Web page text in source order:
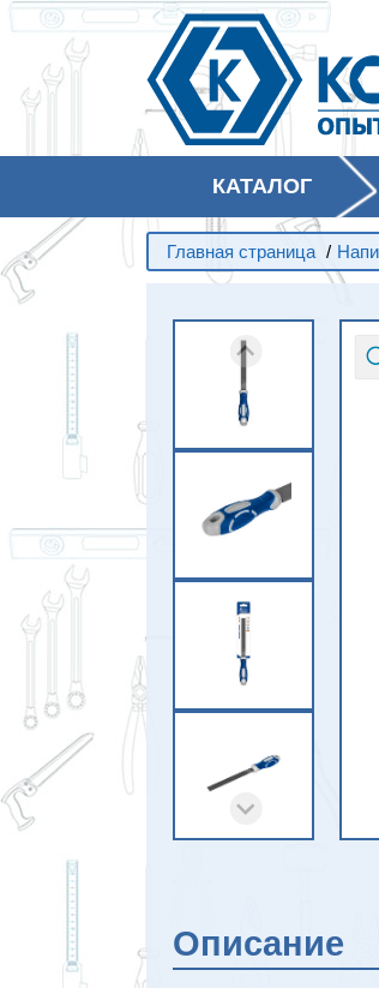
КАТАЛОГ
Главная страница /
Описание